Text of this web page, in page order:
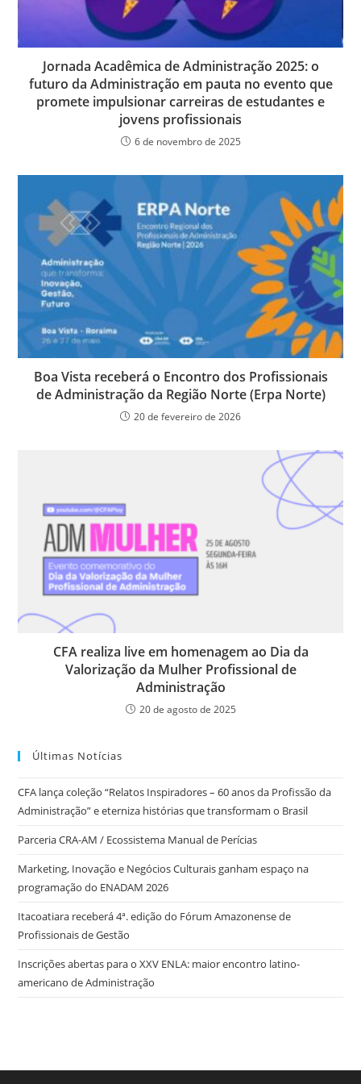
Jornada Acadêmica de Administração 2025: o
futuro da Administração em pauta no evento que
promete impulsionar carreiras de estudantes e
jovens profissionais
6 de novembro de 2025
Boa Vista receberá o Encontro dos Profissionais
de Administração da Região Norte (Erpa Norte)
20 de fevereiro de 2026
CFA realiza live em homenagem ao Dia da
Valorização da Mulher Profissional de
Administração
20 de agosto de 2025
Últimas Notícias
CFA lança coleção “Relatos Inspiradores – 60 anos da Profissão da
Administração” e eterniza histórias que transformam o Brasil
Parceria CRA-AM / Ecossistema Manual de Perícias
Marketing, Inovação e Negócios Culturais ganham espaço na
programação do ENADAM 2026
Itacoatiara receberá 4ª. edição do Fórum Amazonense de
Profissionais de Gestão
Inscrições abertas para o XXV ENLA: maior encontro latino-
americano de Administração